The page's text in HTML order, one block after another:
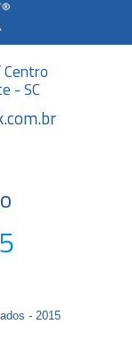
- SC
- 2015